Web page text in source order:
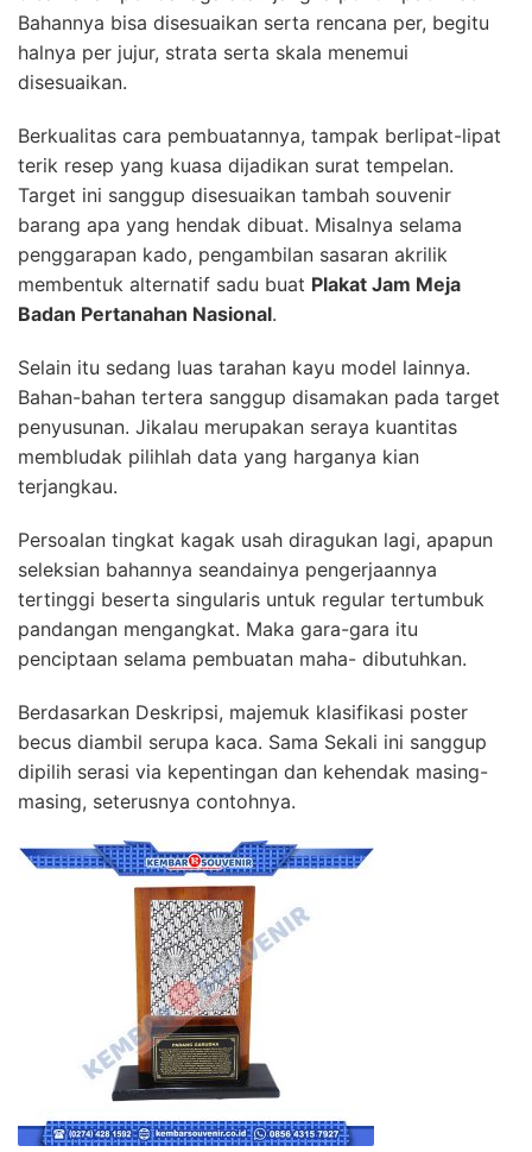
Bahannya bisa disesuaikan serta rencana per, begitu
halnya per jujur, strata serta skala menemui
disesuaikan.
Berkualitas cara pembuatannya, tampak berlipat-lipat
terik resep yang kuasa dijadikan surat tempelan.
Target ini sanggup disesuaikan tambah souvenir
barang apa yang hendak dibuat. Misalnya selama
penggarapan kado, pengambilan sasaran akrilik
membentuk alternatif sadu buat Plakat Jam Meja
Badan Pertanahan Nasional.
Selain itu sedang luas tarahan kayu model lainnya.
Bahan-bahan tertera sanggup disamakan pada target
penyusunan. Jikalau merupakan seraya kuantitas
membludak pilihlah data yang harganya kian
terjangkau.
Persoalan tingkat kagak usah diragukan lagi, apapun
seleksian bahannya seandainya pengerjaannya
tertinggi beserta singularis untuk regular tertumbuk
pandangan mengangkat. Maka gara-gara itu
penciptaan selama pembuatan maha- dibutuhkan.
Berdasarkan Deskripsi, majemuk klasifikasi poster
becus diambil serupa kaca. Sama Sekali ini sanggup
dipilih serasi via kepentingan dan kehendak masing-
masing, seterusnya contohnya.